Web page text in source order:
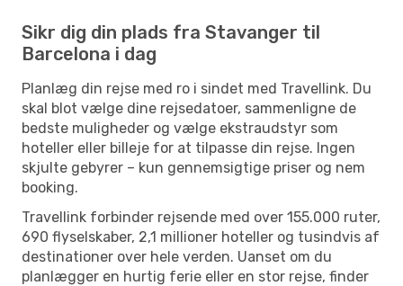
Sikr dig din plads fra Stavanger til
Barcelona i dag
Planlæg din rejse med ro i sindet med Travellink. Du
skal blot vælge dine rejsedatoer, sammenligne de
bedste muligheder og vælge ekstraudstyr som
hoteller eller billeje for at tilpasse din rejse. Ingen
skjulte gebyrer – kun gennemsigtige priser og nem
booking.
Travellink forbinder rejsende med over 155.000 ruter,
690 flyselskaber, 2,1 millioner hoteller og tusindvis af
destinationer over hele verden. Uanset om du
planlægger en hurtig ferie eller en stor rejse, finder